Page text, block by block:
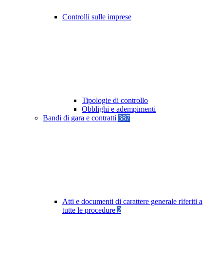
Controlli sulle imprese
Tipologie di controllo
Obblighi e adempimenti
Bandi di gara e contratti 387
Atti e documenti di carattere generale riferiti a
tutte le procedure 2